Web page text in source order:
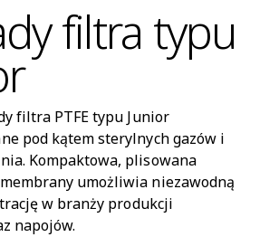
filtra typu
filtra PTFE typu Junior
pod kątem sterylnych gazów i
Kompaktowa, plisowana
umożliwia niezawodną
w branży produkcji
napojów.